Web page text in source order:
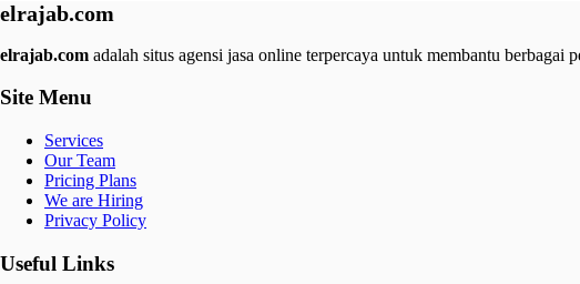
elrajab.com
elrajab.com adalah situs agensi jasa online terpercaya untuk membantu berbagai
Site Menu
Services
Our Team
Pricing Plans
We are Hiring
Privacy Policy
Useful Links